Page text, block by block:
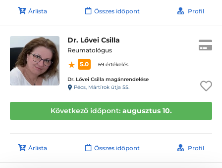
Árlista Összes időpont Profil
Dr. Lővei Csilla
Reumatológus
5.0
69 értékelés
Dr. Lővei Csilla magánrendelése
Pécs, Mártírok útja 55.
Következő időpont: augusztus 10.
Árlista Összes időpont Profil